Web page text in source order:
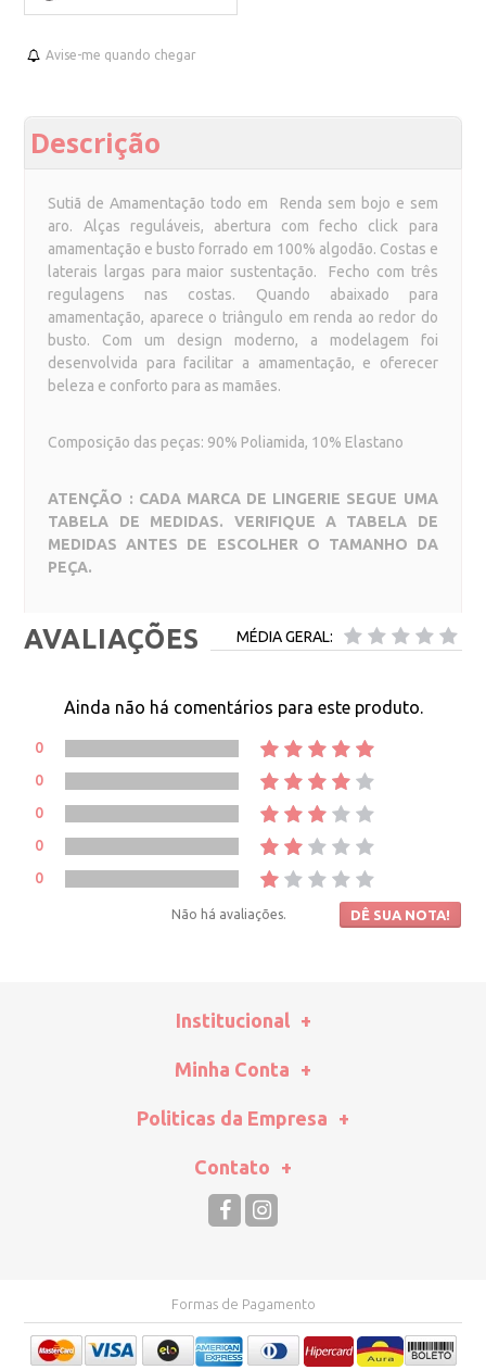
Avise-me quando chegar
Descrição
Sutiã de Amamentação todo em Renda sem bojo e sem
aro. Alças reguláveis, abertura com fecho click para
amamentação e busto forrado em 100% algodão. Costas e
laterais largas para maior sustentação.
Fecho com três
regulagens nas costas. Quando abaixado para
amamentação, aparece o triângulo em renda ao redor do
busto. Com um design moderno, a modelagem foi
desenvolvida para facilitar a amamentação, e oferecer
beleza e conforto para as mamães.
Composição das peças: 90% Poliamida, 10% Elastano
ATENÇÃO : CADA MARCA DE LINGERIE SEGUE UMA
TABELA DE MEDIDAS. VERIFIQUE A TABELA DE
MEDIDAS ANTES DE ESCOLHER O TAMANHO DA
PEÇA.
AVALIAÇÕES MÉDIA GERAL:
Ainda não há comentários para este produto.
0
0
0
0
0
Não há avaliações. DÊ SUA NOTA!
Institucional
Minha Conta
Politicas da Empresa
Contato
Formas de Pagamento